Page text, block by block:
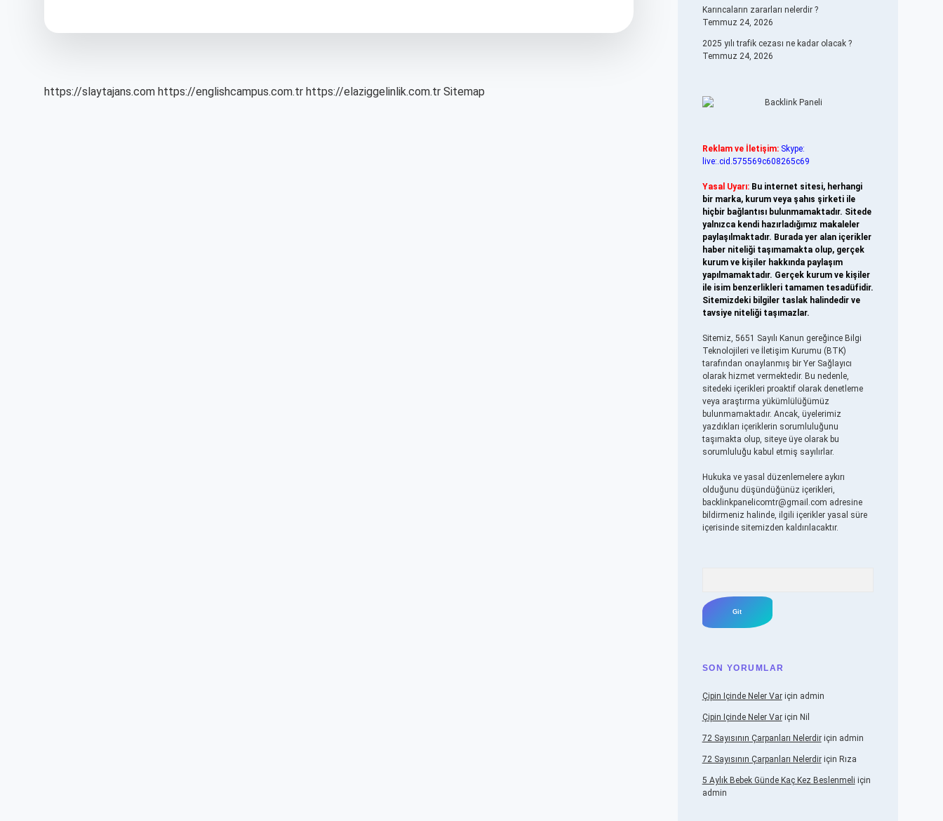
https://slaytajans.com https://englishcampus.com.tr https://elaziggelinlik.com.tr Sitemap
Karıncaların zararları nelerdir ?
Temmuz 24, 2026
2025 yılı trafik cezası ne kadar olacak ?
Temmuz 24, 2026
Reklam ve İletişim: Skype:
live:.cid.575569c608265c69
Yasal Uyarı: Bu internet sitesi, herhangi
bir marka, kurum veya şahıs şirketi ile
hiçbir bağlantısı bulunmamaktadır. Sitede
yalnızca kendi hazırladığımız makaleler
paylaşılmaktadır. Burada yer alan içerikler
haber niteliği taşımamakta olup, gerçek
kurum ve kişiler hakkında paylaşım
yapılmamaktadır. Gerçek kurum ve kişiler
ile isim benzerlikleri tamamen tesadüfidir.
Sitemizdeki bilgiler taslak halindedir ve
tavsiye niteliği taşımazlar.
Sitemiz, 5651 Sayılı Kanun gereğince Bilgi
Teknolojileri ve İletişim Kurumu (BTK)
tarafından onaylanmış bir Yer Sağlayıcı
olarak hizmet vermektedir. Bu nedenle,
sitedeki içerikleri proaktif olarak denetleme
veya araştırma yükümlülüğümüz
bulunmamaktadır. Ancak, üyelerimiz
yazdıkları içeriklerin sorumluluğunu
taşımakta olup, siteye üye olarak bu
sorumluluğu kabul etmiş sayılırlar.
Hukuka ve yasal düzenlemelere aykırı
olduğunu düşündüğünüz içerikleri,
backlinkpanelicomtr@gmail.com adresine
bildirmeniz halinde, ilgili içerikler yasal süre
içerisinde sitemizden kaldırılacaktır.
SON YORUMLAR
Çipin Içinde Neler Variçin admin
Çipin Içinde Neler Variçin Nil
72 Sayısının Çarpanları Nelerdiriçin admin
72 Sayısının Çarpanları Nelerdiriçin Rıza
5 Aylık Bebek Günde Kaç Kez Beslenmeli için
admin